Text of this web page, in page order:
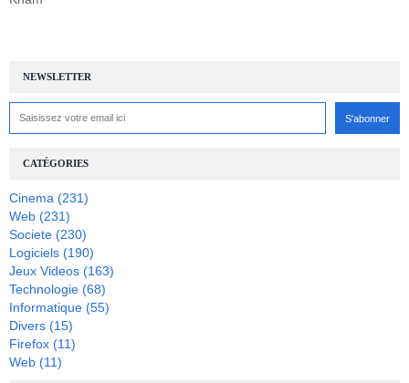
NEWSLETTER
CATÉGORIES
Cinema (231)
Web (231)
Societe (230)
Logiciels (190)
Jeux Videos (163)
Technologie (68)
Informatique (55)
Divers (15)
Firefox (11)
Web (11)